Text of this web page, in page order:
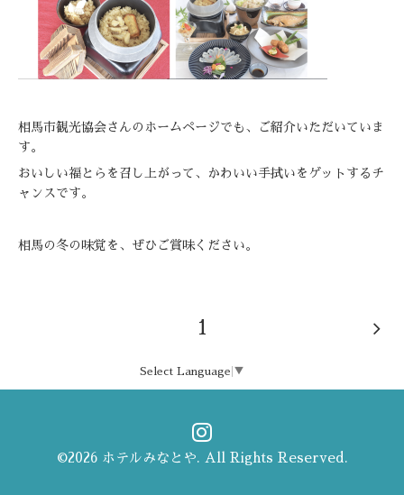
相馬市観光協会さんのホームページでも、ご紹介いただいていま
す。
おいしい福とらを召し上がって、かわいい手拭いをゲットするチ
ャンスです。
相馬の冬の味覚を、ぜひご賞味ください。
1
Select Language ▼
©2026 ホテルみなとや. All Rights Reserved.